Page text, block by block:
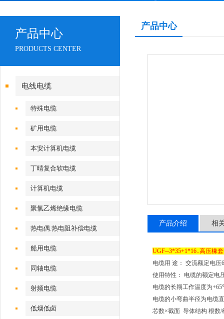
产品中心
PRODUCTS CENTER
电线电缆
特殊电缆
矿用电缆
本安计算机电缆
丁晴复合软电缆
计算机电缆
聚氯乙烯绝缘电缆
热电偶.热电阻补偿电缆
船用电缆
同轴电缆
射频电缆
低烟低卤
产品中心
产品介绍 相
UGF--3*35+1*16..高压橡套
电缆用 途： 交流额定电压
使用特性：
电缆的额定电
电缆的长期工作温度为+65
电缆的小弯曲半径为电缆
芯数×截面 导体结构 根数/